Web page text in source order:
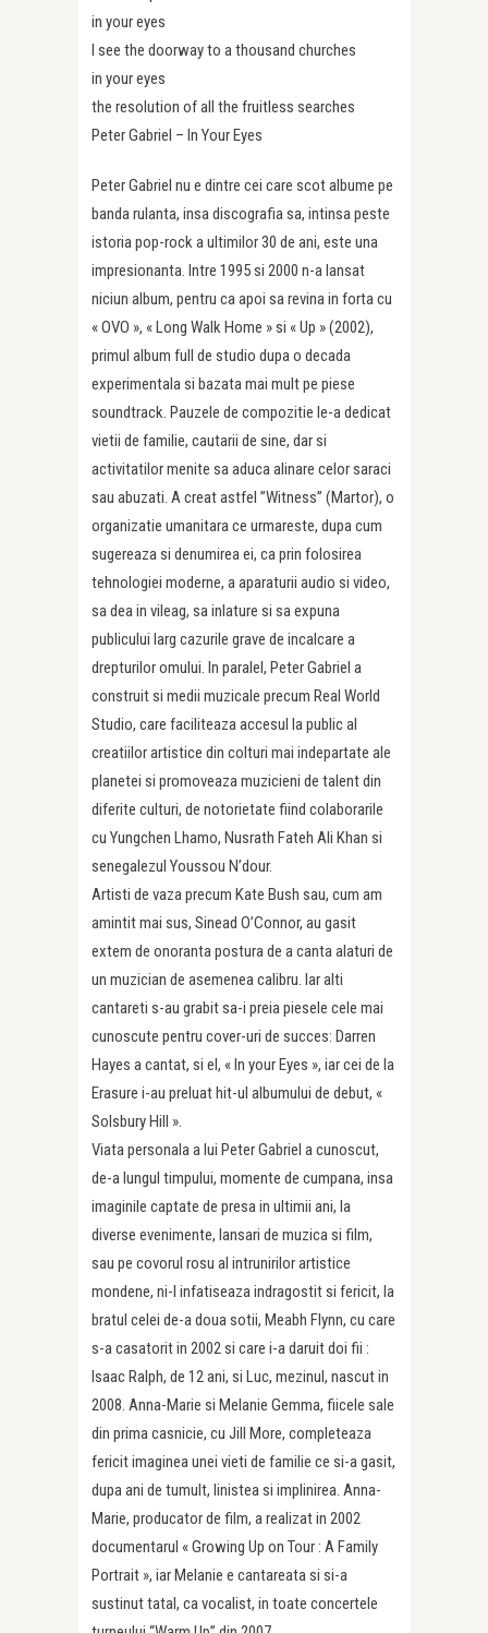
in your eyes
I see the doorway to a thousand churches
in your eyes
the resolution of all the fruitless searches
Peter Gabriel – In Your Eyes
Peter Gabriel nu e dintre cei care scot albume pe
banda rulanta, insa discografia sa, intinsa peste
istoria pop-rock a ultimilor 30 de ani, este una
impresionanta. Intre 1995 si 2000 n-a lansat
niciun album, pentru ca apoi sa revina in forta cu
« OVO », « Long Walk Home » si « Up » (2002),
primul album full de studio dupa o decada
experimentala si bazata mai mult pe piese
soundtrack. Pauzele de compozitie le-a dedicat
vietii de familie, cautarii de sine, dar si
activitatilor menite sa aduca alinare celor saraci
sau abuzati. A creat astfel ”Witness” (Martor), o
organizatie umanitara ce urmareste, dupa cum
sugereaza si denumirea ei, ca prin folosirea
tehnologiei moderne, a aparaturii audio si video,
sa dea in vileag, sa inlature si sa expuna
publicului larg cazurile grave de incalcare a
drepturilor omului. In paralel, Peter Gabriel a
construit si medii muzicale precum Real World
Studio, care faciliteaza accesul la public al
creatiilor artistice din colturi mai indepartate ale
planetei si promoveaza muzicieni de talent din
diferite culturi, de notorietate fiind colaborarile
cu Yungchen Lhamo, Nusrath Fateh Ali Khan si
senegalezul Youssou N’dour.
Artisti de vaza precum Kate Bush sau, cum am
amintit mai sus, Sinead O’Connor, au gasit
extem de onoranta postura de a canta alaturi de
un muzician de asemenea calibru. Iar alti
cantareti s-au grabit sa-i preia piesele cele mai
cunoscute pentru cover-uri de succes: Darren
Hayes a cantat, si el, « In your Eyes », iar cei de la
Erasure i-au preluat hit-ul albumului de debut, «
Solsbury Hill ».
Viata personala a lui Peter Gabriel a cunoscut,
de-a lungul timpului, momente de cumpana, insa
imaginile captate de presa in ultimii ani, la
diverse evenimente, lansari de muzica si film,
sau pe covorul rosu al intrunirilor artistice
mondene, ni-l infatiseaza indragostit si fericit, la
bratul celei de-a doua sotii, Meabh Flynn, cu care
s-a casatorit in 2002 si care i-a daruit doi fii :
Isaac Ralph, de 12 ani, si Luc, mezinul, nascut in
2008. Anna-Marie si Melanie Gemma, fiicele sale
din prima casnicie, cu Jill More, completeaza
fericit imaginea unei vieti de familie ce si-a gasit,
dupa ani de tumult, linistea si implinirea. Anna-
Marie, producator de film, a realizat in 2002
documentarul « Growing Up on Tour : A Family
Portrait », iar Melanie e cantareata si si-a
sustinut tatal, ca vocalist, in toate concertele